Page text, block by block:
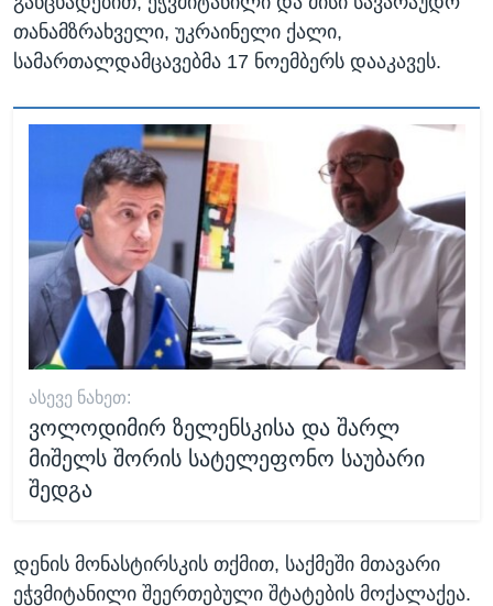
თანამზრახველი, უკრაინელი ქალი,
სამართალდამცავებმა 17 ნოემბერს დააკავეს.
ᲐᲡᲔᲕᲔ ᲜᲐᲮᲔᲗ:
ვოლოდიმირ ზელენსკისა და შარლ
მიშელს შორის სატელეფონო საუბარი
შედგა
დენის მონასტირსკის თქმით, საქმეში მთავარი
ეჭვმიტანილი შეერთებული შტატების მოქალაქეა.